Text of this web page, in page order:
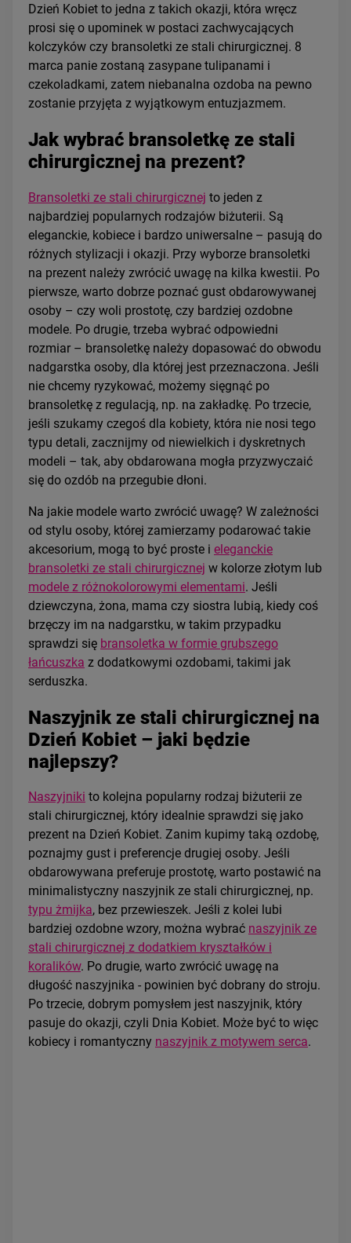
Dzień Kobiet to jedna z takich okazji, która wręcz
prosi się o upominek w postaci zachwycających
kolczyków czy bransoletki ze stali chirurgicznej. 8
marca panie zostaną zasypane tulipanami i
czekoladkami, zatem niebanalna ozdoba na pewno
zostanie przyjęta z wyjątkowym entuzjazmem.
Jak wybrać bransoletkę ze stali
chirurgicznej na prezent?
Bransoletki ze stali chirurgicznej to jeden z
najbardziej popularnych rodzajów biżuterii. Są
eleganckie, kobiece i bardzo uniwersalne – pasują do
różnych stylizacji i okazji. Przy wyborze bransoletki
na prezent należy zwrócić uwagę na kilka kwestii. Po
pierwsze, warto dobrze poznać gust obdarowywanej
osoby – czy woli prostotę, czy bardziej ozdobne
modele. Po drugie, trzeba wybrać odpowiedni
rozmiar – bransoletkę należy dopasować do obwodu
nadgarstka osoby, dla której jest przeznaczona. Jeśli
nie chcemy ryzykować, możemy sięgnąć po
bransoletkę z regulacją, np. na zakładkę. Po trzecie,
jeśli szukamy czegoś dla kobiety, która nie nosi tego
typu detali, zacznijmy od niewielkich i dyskretnych
modeli – tak, aby obdarowana mogła przyzwyczaić
się do ozdób na przegubie dłoni.
Na jakie modele warto zwrócić uwagę? W zależności
od stylu osoby, której zamierzamy podarować takie
akcesorium, mogą to być proste i eleganckie
bransoletki ze stali chirurgicznej w kolorze złotym lub
modele z różnokolorowymi elementami. Jeśli
dziewczyna, żona, mama czy siostra lubią, kiedy coś
brzęczy im na nadgarstku, w takim przypadku
sprawdzi się bransoletka w formie grubszego
łańcuszka z dodatkowymi ozdobami, takimi jak
serduszka.
Naszyjnik ze stali chirurgicznej na
Dzień Kobiet – jaki będzie
najlepszy?
Naszyjniki to kolejna popularny rodzaj biżuterii ze
stali chirurgicznej, który idealnie sprawdzi się jako
prezent na Dzień Kobiet. Zanim kupimy taką ozdobę,
poznajmy gust i preferencje drugiej osoby. Jeśli
obdarowywana preferuje prostotę, warto postawić na
minimalistyczny naszyjnik ze stali chirurgicznej, np.
typu żmijka, bez przewieszek. Jeśli z kolei lubi
bardziej ozdobne wzory, można wybrać naszyjnik ze
stali chirurgicznej z dodatkiem kryształków i
koralików. Po drugie, warto zwrócić uwagę na
długość naszyjnika - powinien być dobrany do stroju.
Po trzecie, dobrym pomysłem jest naszyjnik, który
pasuje do okazji, czyli Dnia Kobiet. Może być to więc
kobiecy i romantyczny naszyjnik z motywem serca.